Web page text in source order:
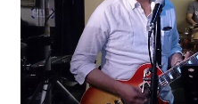
ブッキングライ